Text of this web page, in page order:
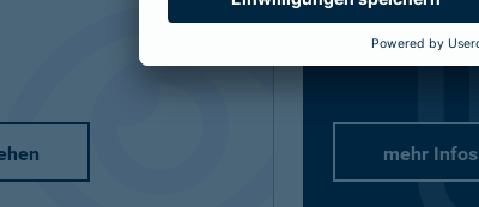
zusammen.
mehr Infos